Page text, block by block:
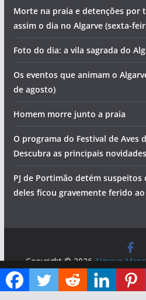
Morte na praia e detenções por
assim o dia no Algarve (sexta-
Foto do dia: a vila sagrada do
Os eventos que animam o
de agosto)
Homem morre junto a praia
O programa do Festival de Aves
Descubra as principais
PJ de Portimão detém suspeitos
deles ficou gravemente ferido
Copyright © 2026 Algarve
Theme:
ColorMag by